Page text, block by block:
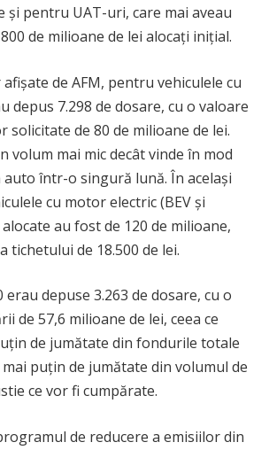
și pentru UAT-uri, care mai aveau
de milioane de lei alocați inițial.
de AFM, pentru vehiculele cu
depus 7.298 de dosare, cu o valoare
solicitate de 80 de milioane de lei.
volum mai mic decât vinde în mod
într-o singură lună. În același
cu motor electric (BEV și
au fost de 120 de milioane,
tichetului de 18.500 de lei.
erau depuse 3.263 de dosare, cu o
de 57,6 milioane de lei, ceea ce
de jumătate din fondurile totale
mai puțin de jumătate din volumul de
ce vor fi cumpărate.
de reducere a emisiilor din